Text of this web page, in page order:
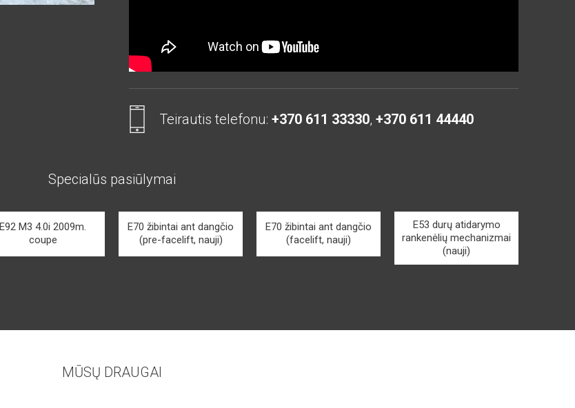
Teirautis telefonu: +370 611 33330, +370 611 44440
Specialūs pasiūlymai
E92 M3 4.0i 2009m.
coupe
E70 žibintai ant dangčio
(pre-facelift, nauji)
E70 žibintai ant dangčio
(facelift, nauji)
E53 durų atidarymo
rankenėlių mechanizmai
(nauji)
MŪSŲ DRAUGAI